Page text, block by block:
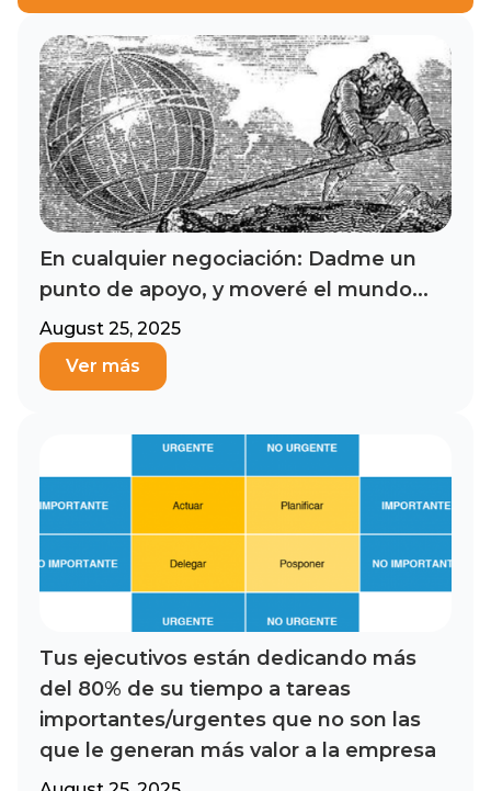
En cualquier negociación: Dadme un
punto de apoyo, y moveré el mundo...
August 25, 2025
Ver más
Tus ejecutivos están dedicando más
del 80% de su tiempo a tareas
importantes/urgentes que no son las
que le generan más valor a la empresa